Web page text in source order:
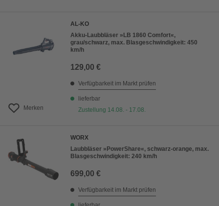
Merken
AL-KO
Akku-Laubbläser »LB 1860 Comfort«,
grau/schwarz, max. Blasgeschwindigkeit: 450
km/h
129,00 €
Verfügbarkeit im Markt prüfen
lieferbar
Zustellung 14.08. - 17.08.
WORX
Laubbläser »PowerShare«, schwarz-orange, max.
Blasgeschwindigkeit: 240 km/h
699,00 €
Verfügbarkeit im Markt prüfen